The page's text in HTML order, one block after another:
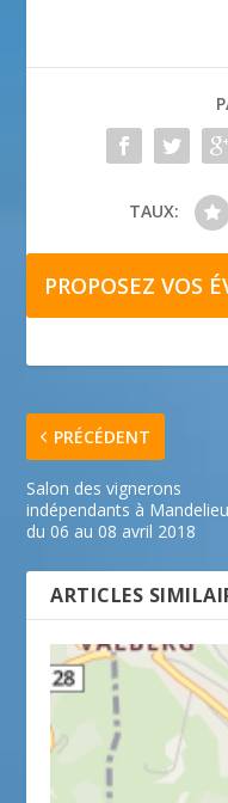
TAUX:
PROPOSEZ VOS
PRÉCÉDENT
Salon des vignerons
indépendants à Mandelieu
du 06 au 08 avril 2018
ARTICLES